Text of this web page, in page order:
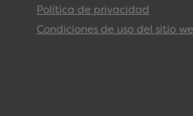
Política de privacidad
Condiciones de uso del sitio